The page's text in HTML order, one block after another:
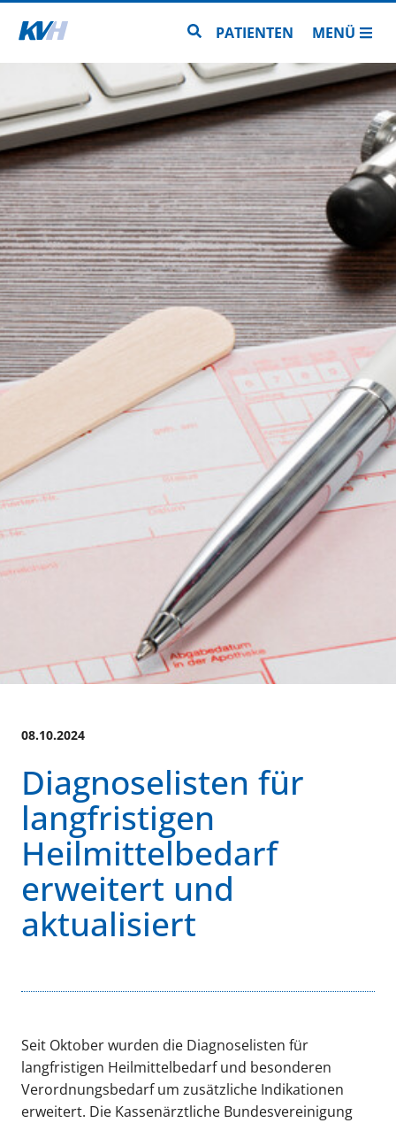
Zur Startseite Zur Seitensuche
PATIENTEN MENÜ
08.10.2024
Diagnoselisten für
langfristigen
Heilmittelbedarf
erweitert und
aktualisiert
Seit Oktober wurden die Diagnoselisten für
langfristigen Heilmittelbedarf und besonderen
Verordnungsbedarf um zusätzliche Indikationen
erweitert. Die Kassenärztliche Bundesvereinigung